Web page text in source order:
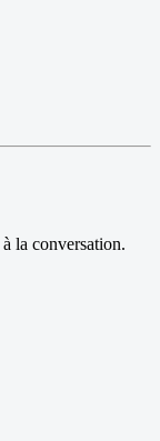
la conversation.